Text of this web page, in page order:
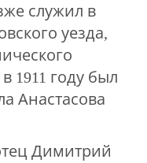
служил в
уезда,
1911 году был
Анастасова
Димитрий